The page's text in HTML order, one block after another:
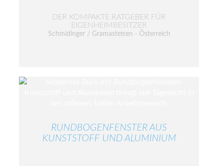
DER KOMPAKTE RATGEBER FÜR
EIGENHEIMBESITZER
Schmidinger / Gramastetten - Österreich
RUNDBOGENFENSTER AUS
KUNSTSTOFF UND ALUMINIUM